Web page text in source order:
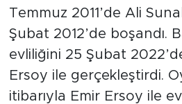
Temmuz 2011’de Ali
Şubat 2012’de boşandı.
evliliğini 25 Şubat
Ersoy ile gerçekleştirdi.
itibarıyla Emir Ersoy ile